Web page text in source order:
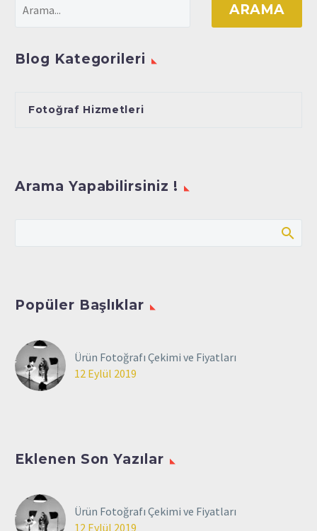
ARAMA
Blog Kategorileri
Fotoğraf Hizmetleri
Arama Yapabilirsiniz !
Popüler Başlıklar
Ürün Fotoğrafı Çekimi ve Fiyatları
12 Eylül 2019
Eklenen Son Yazılar
Ürün Fotoğrafı Çekimi ve Fiyatları
12 Eylül 2019